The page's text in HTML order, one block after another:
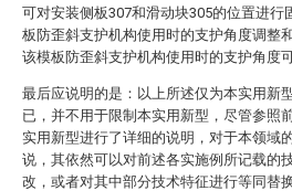
可对安装侧板307和滑动块305的位置进行
板防歪斜支护机构使用时的支护角度调整
该模板防歪斜支护机构使用时的支护角度
最后应说明的是：以上所述仅为本实用新
已，并不用于限制本实用新型，尽管参照
实用新型进行了详细的说明，对于本领域
说，其依然可以对前述各实施例所记载的
改，或者对其中部分技术特征进行等同替